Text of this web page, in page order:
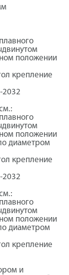
положении
крепление
2032
положении
диаметром
крепление
2032
положении
диаметром
крепление
и